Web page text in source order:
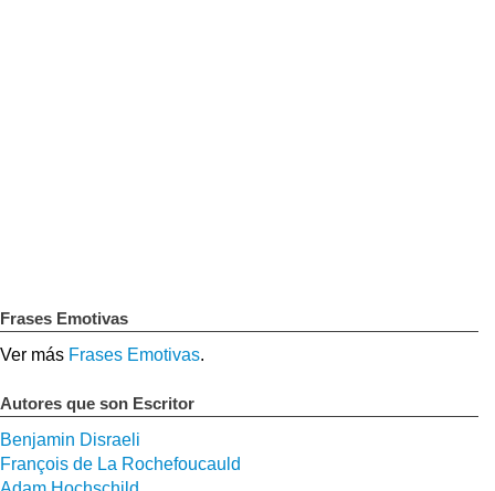
Frases Emotivas
Ver más Frases Emotivas.
Autores que son Escritor
Benjamin Disraeli
François de La Rochefoucauld